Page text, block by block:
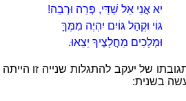
יא אֲנִי אֵל שַׁדַּי, פְּרֵה וּרְבֵה!
גּוֹי וּקְהַל גּוֹיִם יִהְיֶה מִמֶּךָּ
וּמְלָכִים מֵחֲלָצֶיךָ יֵצֵאוּ.
של יעקב להתגלות שנייה זו
בשנית: